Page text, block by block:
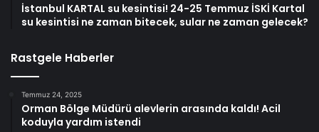
İstanbul KARTAL su kesintisi! 24-25 Temmuz İSKİ Kartal
su kesintisi ne zaman bitecek, sular ne zaman gelecek?
Rastgele Haberler
Temmuz 24, 2025
Orman Bölge Müdürü alevlerin arasında kaldı! Acil
koduyla yardım istendi